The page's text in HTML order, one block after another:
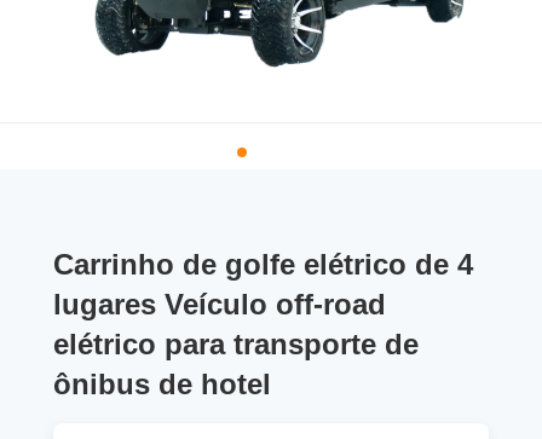
Carrinho de golfe elétrico de 4
lugares Veículo off-road
elétrico para transporte de
ônibus de hotel